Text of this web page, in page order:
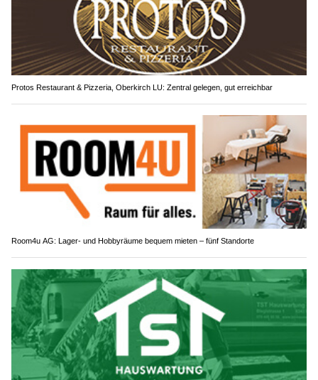
Protos Restaurant & Pizzeria, Oberkirch LU: Zentral gelegen, gut erreichbar
Room4u AG: Lager- und Hobbyräume bequem mieten – fünf Standorte